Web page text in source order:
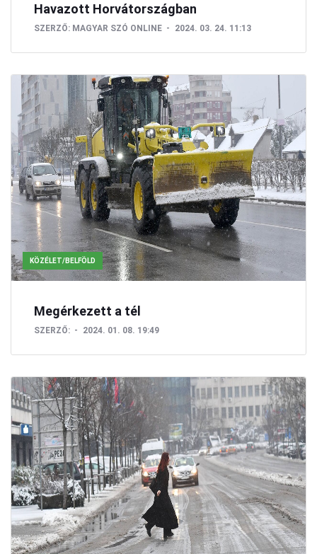
Havazott Horvátországban
SZERZŐ: MAGYAR SZÓ ONLINE 2024. 03. 24. 11:13
KÖZÉLET/BELFÖLD
Megérkezett a tél
SZERZŐ: 2024. 01. 08. 19:49